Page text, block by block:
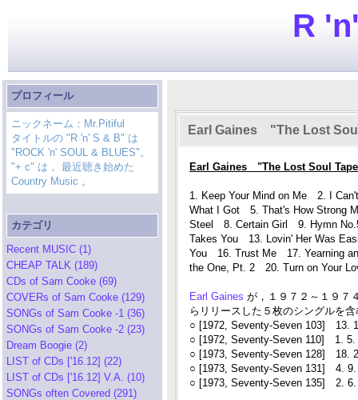
R
プロフィール
ニックネーム：Mr.Pitiful
タイトルの "R 'n' S & B" は
"ROCK 'n' SOUL & BLUES"。
"+ c" は， 最近聴き始めた
Country Music 。
カテゴリ
Recent MUSIC (1)
CHEAP TALK (189)
CDs of Sam Cooke (69)
COVERs of Sam Cooke (129)
SONGs of Sam Cooke -1 (36)
SONGs of Sam Cooke -2 (23)
Dream Boogie (2)
LIST of CDs ['16.12] (22)
LIST of CDs ['16.12] V.A. (10)
SONGs often Covered (291)
Earl Gaines "The Lost
Earl Gaines "The Lost Soul
1. Keep Your Mind on Me 2. I
What I Got 5. That's How Strong
Steel 8. Certain Girl 9. Hymn
Takes You 13. Lovin' Her Was
You 16. Trust Me 17. Yearning
the One, Pt. 2 20. Turn on Your
Earl Gaines が，１９７２～１９７
らリリースした５枚のシングルを
○ [1972, Seventy-Seven 103] 13.
○ [1972, Seventy-Seven 110] 1. 5.
○ [1973, Seventy-Seven 128] 18.
○ [1973, Seventy-Seven 131] 4. 9.
○ [1973, Seventy-Seven 135] 2. 6.